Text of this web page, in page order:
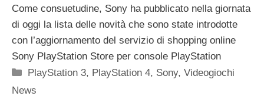
Come consuetudine, Sony ha pubblicato nella giornata
di oggi la lista delle novità che sono state introdotte
con l’aggiornamento del servizio di shopping online
Sony PlayStation Store per console PlayStation
Categorie
PlayStation 3, PlayStation 4, Sony,Videogiochi
News